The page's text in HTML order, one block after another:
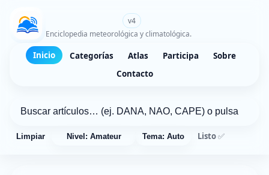
v4
Enciclopedia meteorológica y climatológica.
Inicio Categorías Atlas Participa
Sobre
Contacto
Limpiar Nivel: Amateur Tema: Auto Listo ✅